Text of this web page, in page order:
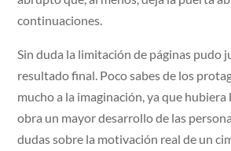
continuaciones.
Sin duda la limitación de páginas pudo
resultado final. Poco sabes de los
mucho a la imaginación, ya que hubiera
obra un mayor desarrollo de las
dudas sobre la motivación real de un